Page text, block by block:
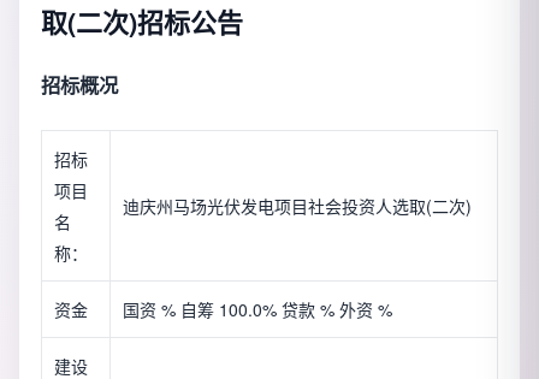
取(二次)招标公告
招标概况
招标
项目
名
称：
迪庆州马场光伏发电项目社会投资人选取(二次)
资金 国资 % 自筹 100.0% 贷款 % 外资 %
建设